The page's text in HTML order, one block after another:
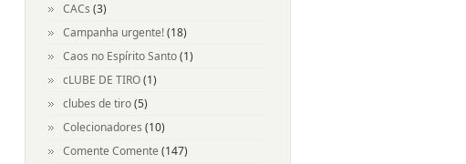
CACs (3)
Campanha urgente!(18)
Caos no Espírito Santo(1)
cLUBE DE TIRO(1)
clubes de tiro(5)
Colecionadores (10)
Comente Comente (147)